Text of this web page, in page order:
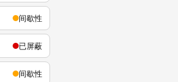
间歇性
已屏蔽
间歇性